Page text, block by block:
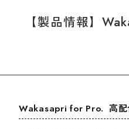
【製品情報】
Wakasapri for Pro. 高配